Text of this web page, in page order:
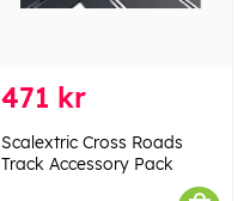
471 kr
Scalextric Cross Roads
Track Accessory Pack